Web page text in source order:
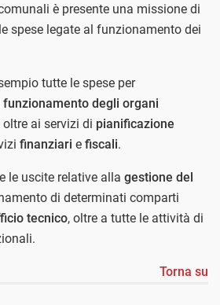
è presente una missione di
spese legate al funzionamento dei
tutte le spese per
degli organi
oltre ai servizi di pianificazione
finanziari e fiscali.
le uscite relative alla gestione del
di determinati comparti
tecnico, oltre a tutte le attività di
Torna su